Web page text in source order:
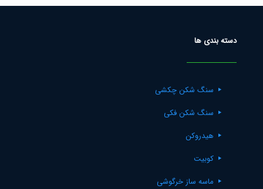
دسته بندی ها
سنگ شکن چکشی
سنگ شکن فکی
هیدروکن
کوبیت
ماسه ساز خرگوشی